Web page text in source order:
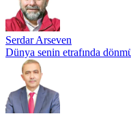
Serdar Arseven
Dünya senin etrafında